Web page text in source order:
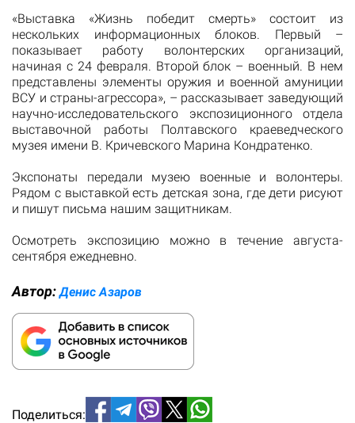
«Выставка «Жизнь победит смерть» состоит из
нескольких информационных блоков. Первый –
показывает работу волонтерских организаций,
начиная с 24 февраля. Второй блок – военный. В нем
представлены элементы оружия и военной амуниции
ВСУ и страны-агрессора», – рассказывает заведующий
научно-исследовательского экспозиционного отдела
выставочной работы Полтавского краеведческого
музея имени В. Кричевского Марина Кондратенко.
Экспонаты передали музею военные и волонтеры.
Рядом с выставкой есть детская зона, где дети рисуют
и пишут письма нашим защитникам.
Осмотреть экспозицию можно в течение августа-
сентября ежедневно.
Автор:Денис Азаров
Поделиться: